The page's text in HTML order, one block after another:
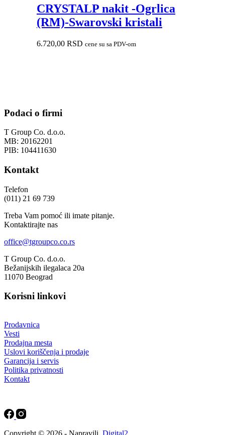
CRYSTALP nakit -Ogrlica
(RM)-Swarovski kristali
6.720,00 RSD cene su sa PDV-om
Podaci o firmi
T Group Co. d.o.o.
MB: 20162201
PIB: 104411630
Kontakt
Telefon
(011) 21 69 739
Treba Vam pomoć ili imate pitanje.
Kontaktirajte nas
office@tgroupco.co.rs
T Group Co. d.o.o.
Bežanijskih ilegalaca 20a
11070 Beograd
Korisni linkovi
Prodavnica
Vesti
Prodajna mesta
Uslovi koriščenja i prodaje
Garancija i servis
Politika privatnosti
Kontakt